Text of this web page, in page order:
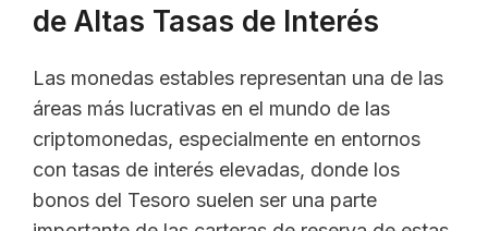
de Altas Tasas de Interés
Las monedas estables representan una de las
áreas más lucrativas en el mundo de las
criptomonedas, especialmente en entornos
con tasas de interés elevadas, donde los
bonos del Tesoro suelen ser una parte